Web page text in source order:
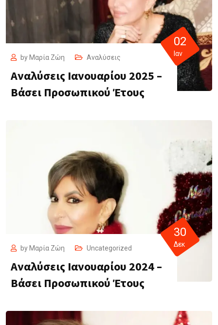
by Μαρία Ζώη Αναλύσεις
Αναλύσεις Ιανουαρίου 2025 –
Βάσει Προσωπικού Έτους
02
Ιαν
by Μαρία Ζώη Uncategorized
Αναλύσεις Ιανουαρίου 2024 –
Βάσει Προσωπικού Έτους
30
Δεκ